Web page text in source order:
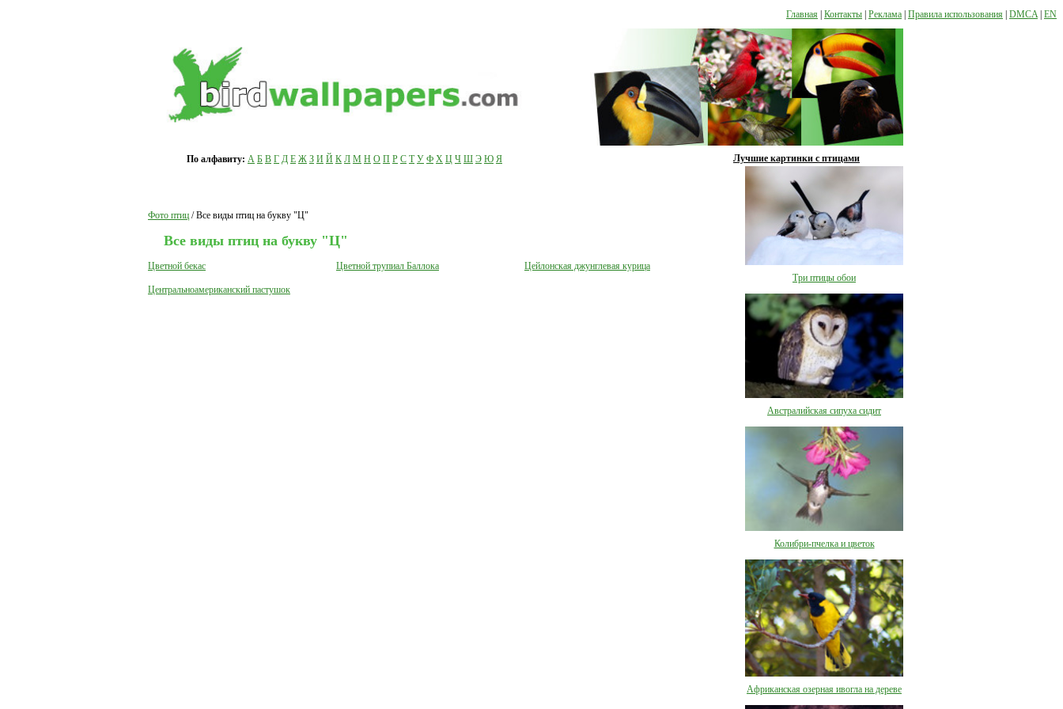
Главная Контакты Реклама Правила использования DMCA EN
По алфавиту: А Б В Г Д Е Ж З И Й К Л М Н О П Р С Т У Ф Х Ц Ч Ш Э Ю Я
Фото птиц / Все виды птиц на букву "Ц"
Все виды птиц на букву "Ц"
Цветной бекас Цветной трупиал Баллока Цейлонская джунглевая курица
Центральноамериканский пастушок
Лучшие картинки с птицами
Три птицы обои
Австралийская сипуха сидит
Колибри-пчелка и цветок
Африканская озерная ивогла на дереве